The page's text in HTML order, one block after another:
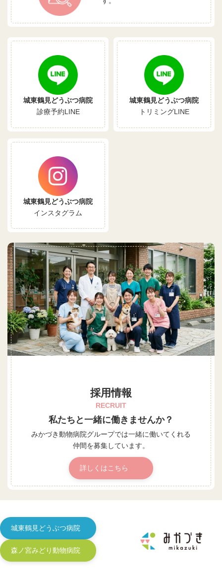
城東鶴見どうぶつ病院
診療予約LINE
城東鶴見どうぶつ病院
トリミングLINE
城東鶴見どうぶつ病院
インスタグラム
採用情報
RECRUIT
私たちと一緒に働きませんか？
みかづき動物病院グループでは一緒に働いてくれる
仲間を募集しています。
詳しくはこちら
城東鶴見どうぶつ病院
森ノ宮みどり動物病院